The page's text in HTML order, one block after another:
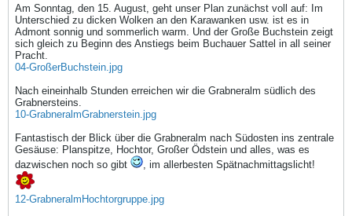
Am Sonntag, den 15. August, geht unser Plan zunächst voll auf: Im
Unterschied zu dicken Wolken an den Karawanken usw. ist es in
Admont sonnig und sommerlich warm. Und der Große Buchstein zeigt
sich gleich zu Beginn des Anstiegs beim Buchauer Sattel in all seiner
Pracht.
04-GroßerBuchstein.jpg
Nach eineinhalb Stunden erreichen wir die Grabneralm südlich des
Grabnersteins.
10-GrabneralmGrabnerstein.jpg
Fantastisch der Blick über die Grabneralm nach Südosten ins zentrale
Gesäuse: Planspitze, Hochtor, Großer Ödstein und alles, was es
dazwischen noch so gibt
, im allerbesten Spätnachmittagslicht!
12-GrabneralmHochtorgruppe.jpg